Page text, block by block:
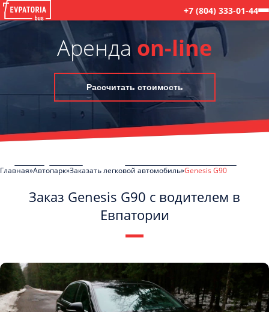
+7 (804) 333-01-44
Аренда on-line
Рассчитать стоимость
Главная Автопарк Заказать легковой автомобиль Genesis G90
Заказ Genesis G90 с водителем в
Евпатории
Политикой конфиденциальности
ознакомлен(а), даю согласие на